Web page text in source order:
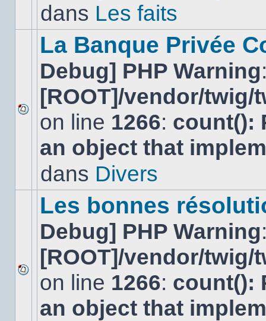
dansdans Les faits
Aucun
nouveau
message
non-
dans
La Banque Privée
Debug] PHP Warning
[ROOT]/vendor/
on line 1266: count():
an object that
dans Divers
Aucun
nouveau
message
non-
Les bonnes
Debug] PHP Warning
[ROOT]/vendor/
on line 1266: count():
an object that